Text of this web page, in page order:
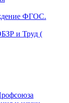
ФГОС.
и Труд (